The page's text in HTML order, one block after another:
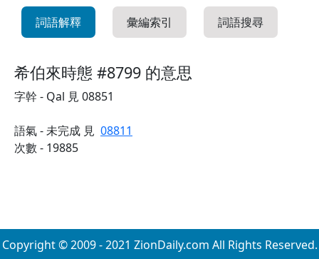
詞語解釋 彙編索引 詞語搜尋
希伯來時態 #8799 的意思
字幹 - Qal 見 08851
語氣 - 未完成 見 08811
次數 - 19885
Copyright © 2009 - 2021 ZionDaily.com All Rights Reserved.